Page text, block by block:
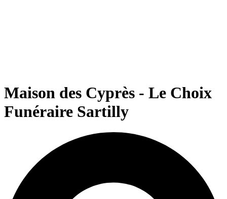
Maison des Cyprès - Le Choix
Funéraire Sartilly